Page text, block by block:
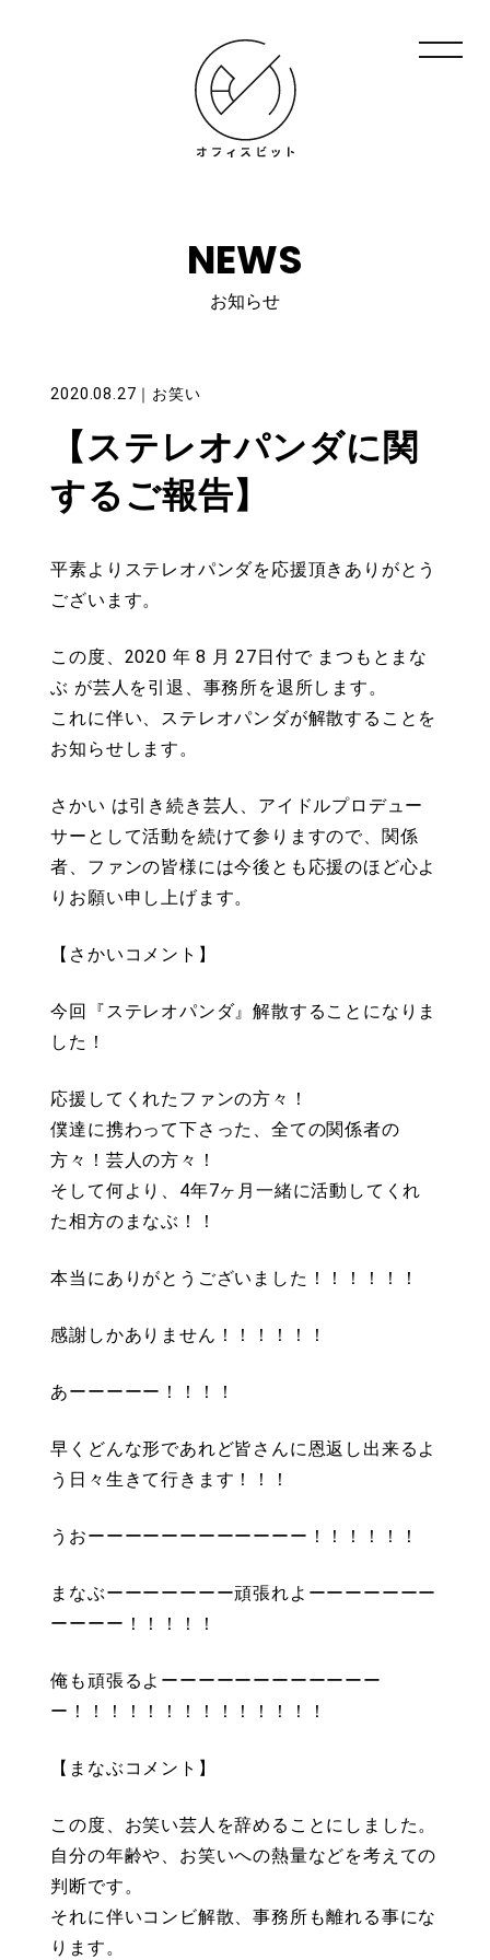
NEWS
お知らせ
2020.08.27 ｜ お笑い
【ステレオパンダに関
するご報告】
平素よりステレオパンダを応援頂きありがとう
ございます。
この度、2020 年 8 月 27日付で まつもとまな
ぶ が芸人を引退、事務所を退所します。
これに伴い、ステレオパンダが解散することを
お知らせします。
さかい は引き続き芸人、アイドルプロデュー
サーとして活動を続けて参りますので、関係
者、ファンの皆様には今後とも応援のほど心よ
りお願い申し上げます。
【さかいコメント】
今回『ステレオパンダ』解散することになりま
した！
応援してくれたファンの方々！
僕達に携わって下さった、全ての関係者の
方々！芸人の方々！
そして何より、4年7ヶ月一緒に活動してくれ
た相方のまなぶ！！
本当にありがとうございました！！！！！！
感謝しかありません！！！！！！
あーーーーー！！！！
早くどんな形であれど皆さんに恩返し出来るよ
う日々生きて行きます！！！
うおーーーーーーーーーーーー！！！！！！
まなぶーーーーーーー頑張れよーーーーーーー
ーーーー！！！！！
俺も頑張るよーーーーーーーーーーーー
ー！！！！！！！！！！！！！！
【まなぶコメント】
この度、お笑い芸人を辞めることにしました。
自分の年齢や、お笑いへの熱量などを考えての
判断です。
それに伴いコンビ解散、事務所も離れる事にな
ります。